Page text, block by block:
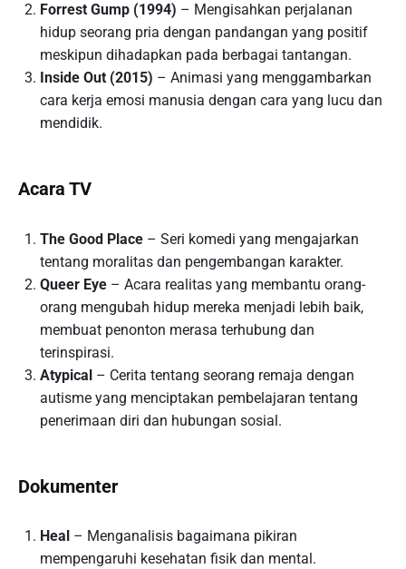
Forrest Gump (1994) – Mengisahkan perjalanan
hidup seorang pria dengan pandangan yang positif
meskipun dihadapkan pada berbagai tantangan.
Inside Out (2015) – Animasi yang menggambarkan
cara kerja emosi manusia dengan cara yang lucu dan
mendidik.
Acara TV
The Good Place – Seri komedi yang mengajarkan
tentang moralitas dan pengembangan karakter.
Queer Eye – Acara realitas yang membantu orang-
orang mengubah hidup mereka menjadi lebih baik,
membuat penonton merasa terhubung dan
terinspirasi.
Atypical – Cerita tentang seorang remaja dengan
autisme yang menciptakan pembelajaran tentang
penerimaan diri dan hubungan sosial.
Dokumenter
Heal – Menganalisis bagaimana pikiran
mempengaruhi kesehatan fisik dan mental.